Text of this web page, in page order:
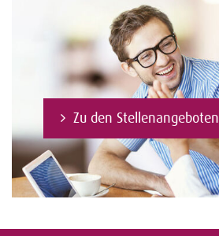
Zu den Stellenangeboten